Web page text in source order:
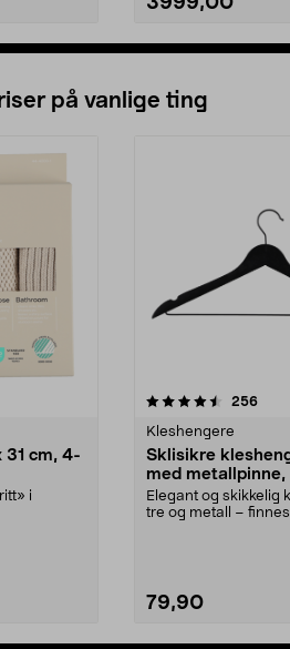
på vanlige ting
31 cm, 4-
i
256
Kleshengere
Sklisikre
med
Elegant og skikkelig
tre og metall –
79,90
4.5av 5